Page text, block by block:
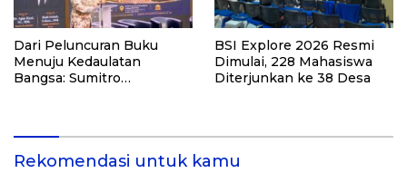
Dari Peluncuran Buku
Menuju Kedaulatan
Bangsa: Sumitro
BSI Explore 2026 Resmi
Dimulai, 228 Mahasiswa
Diterjunkan ke 38 Desa
Rekomendasi untuk kamu